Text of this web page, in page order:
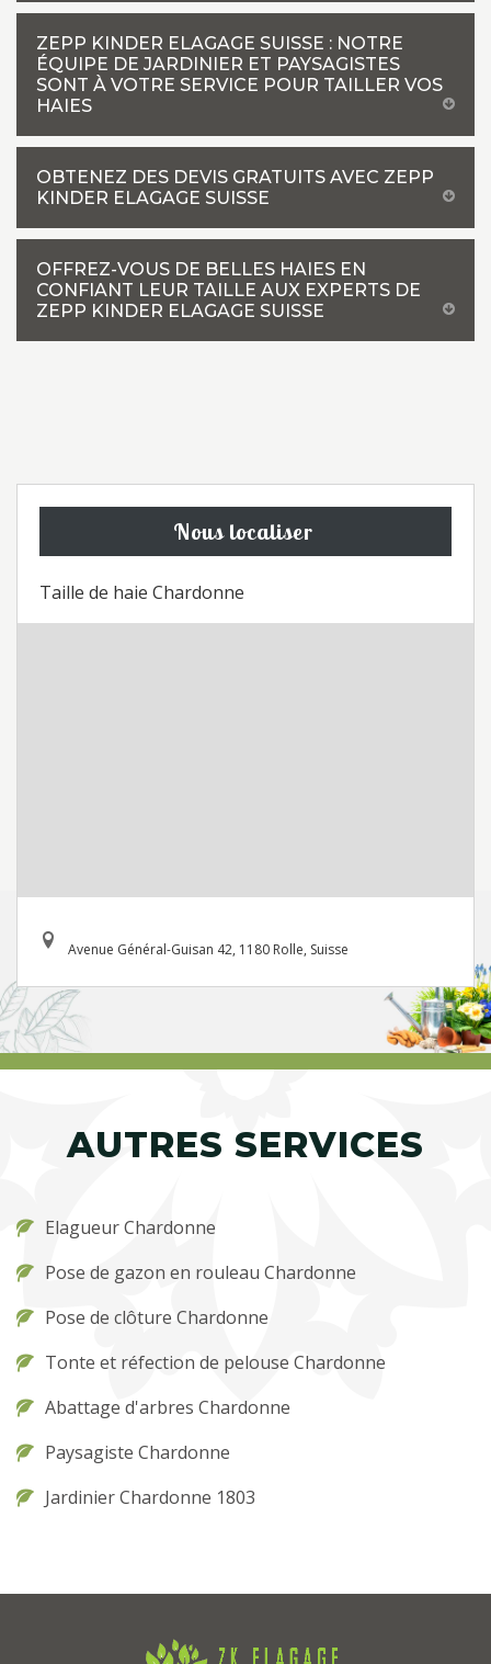
ZEPP KINDER ELAGAGE SUISSE : NOTRE
ÉQUIPE DE JARDINIER ET PAYSAGISTES
SONT À VOTRE SERVICE POUR TAILLER VOS
HAIES
OBTENEZ DES DEVIS GRATUITS AVEC ZEPP
KINDER ELAGAGE SUISSE
OFFREZ-VOUS DE BELLES HAIES EN
CONFIANT LEUR TAILLE AUX EXPERTS DE
ZEPP KINDER ELAGAGE SUISSE
Nous localiser
Taille de haie Chardonne
Avenue Général-Guisan 42, 1180 Rolle, Suisse
AUTRES SERVICES
Elagueur Chardonne
Pose de gazon en rouleau Chardonne
Pose de clôture Chardonne
Tonte et réfection de pelouse Chardonne
Abattage d'arbres Chardonne
Paysagiste Chardonne
Jardinier Chardonne 1803